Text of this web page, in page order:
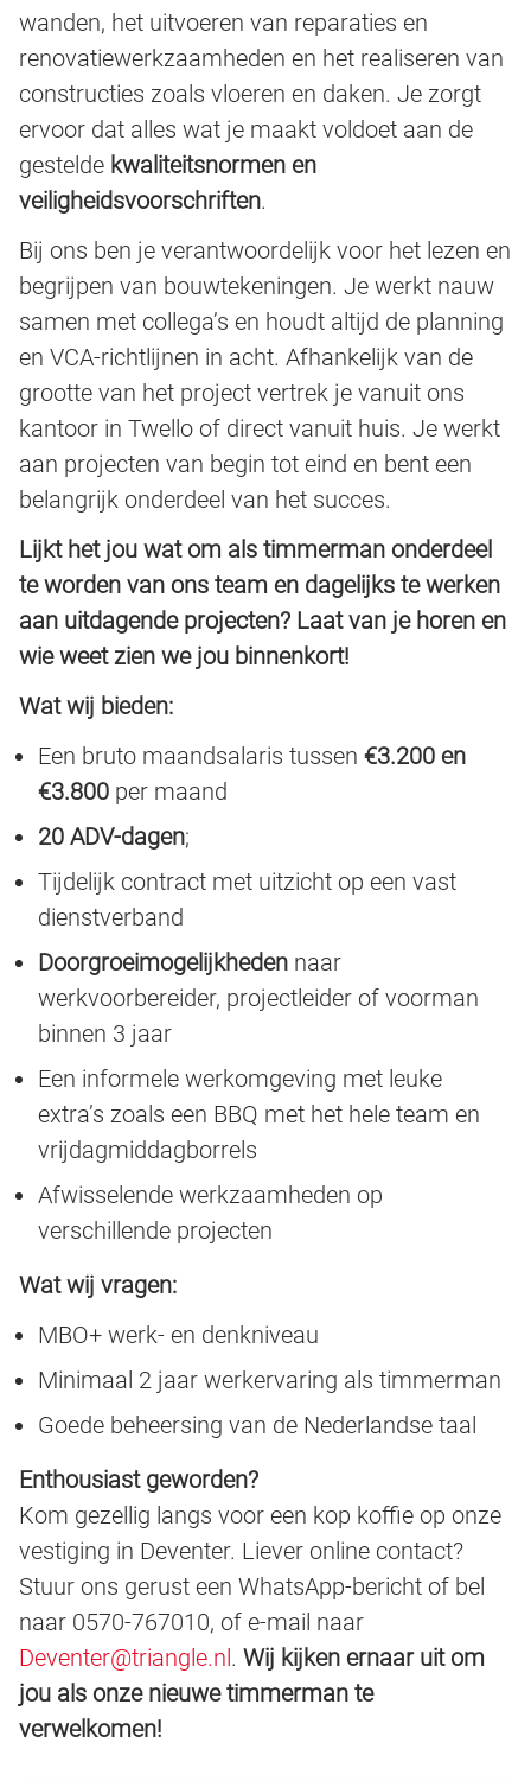
wanden, het uitvoeren van reparaties en
renovatiewerkzaamheden en het realiseren van
constructies zoals vloeren en daken. Je zorgt
ervoor dat alles wat je maakt voldoet aan de
gestelde kwaliteitsnormen en
veiligheidsvoorschriften.
Bij ons ben je verantwoordelijk voor het lezen en
begrijpen van bouwtekeningen. Je werkt nauw
samen met collega’s en houdt altijd de planning
en VCA-richtlijnen in acht. Afhankelijk van de
grootte van het project vertrek je vanuit ons
kantoor in Twello of direct vanuit huis. Je werkt
aan projecten van begin tot eind en bent een
belangrijk onderdeel van het succes.
Lijkt het jou wat om als timmerman onderdeel
te worden van ons team en dagelijks te werken
aan uitdagende projecten? Laat van je horen en
wie weet zien we jou binnenkort!
Wat wij bieden:
Een bruto maandsalaris tussen €3.200 en
€3.800 per maand
20 ADV-dagen;
Tijdelijk contract met uitzicht op een vast
dienstverband
Doorgroeimogelijkheden naar
werkvoorbereider, projectleider of voorman
binnen 3 jaar
Een informele werkomgeving met leuke
extra’s zoals een BBQ met het hele team en
vrijdagmiddagborrels
Afwisselende werkzaamheden op
verschillende projecten
Wat wij vragen:
MBO+ werk- en denkniveau
Minimaal 2 jaar werkervaring als timmerman
Goede beheersing van de Nederlandse taal
Enthousiast geworden?
Kom gezellig langs voor een kop koffie op onze
vestiging in Deventer. Liever online contact?
Stuur ons gerust een WhatsApp-bericht of bel
naar 0570-767010, of e-mail naar
Deventer@triangle.nl. Wij kijken ernaar uit om
jou als onze nieuwe timmerman te
verwelkomen!